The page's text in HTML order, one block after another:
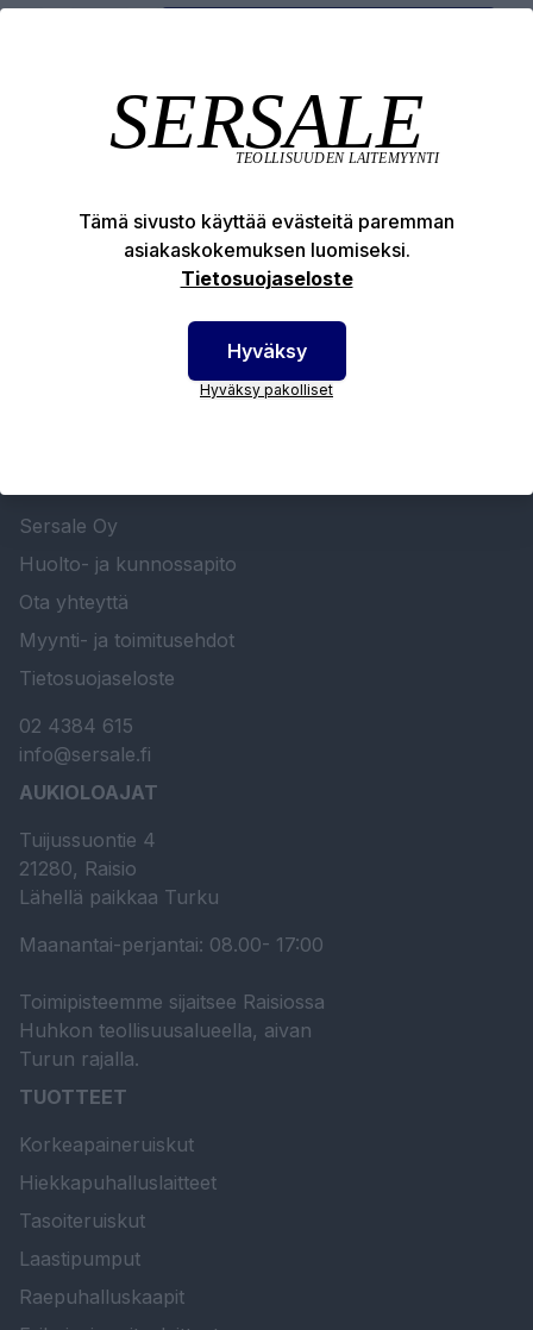
Tuotekuvaus
Tekniset edut
Sersale Oy
Huolto- ja kunnossapito
Ota yhteyttä
Myynti- ja toimitusehdot
Tietosuojaseloste
02 4384 615
info@sersale.fi
AUKIOLOAJAT
Tuijussuontie 4
21280, Raisio
Lähellä paikkaa Turku
Maanantai-perjantai: 08.00- 17:00
Toimipisteemme sijaitsee Raisiossa
Huhkon teollisuusalueella, aivan
Turun rajalla.
TUOTTEET
Korkeapaineruiskut
Hiekkapuhalluslaitteet
Tasoiteruiskut
Laastipumput
Raepuhalluskaapit
Tämä sivusto käyttää evästeitä paremman
asiakaskokemuksen luomiseksi.
Tietosuojaseloste
Hyväksy
Hyväksy pakolliset